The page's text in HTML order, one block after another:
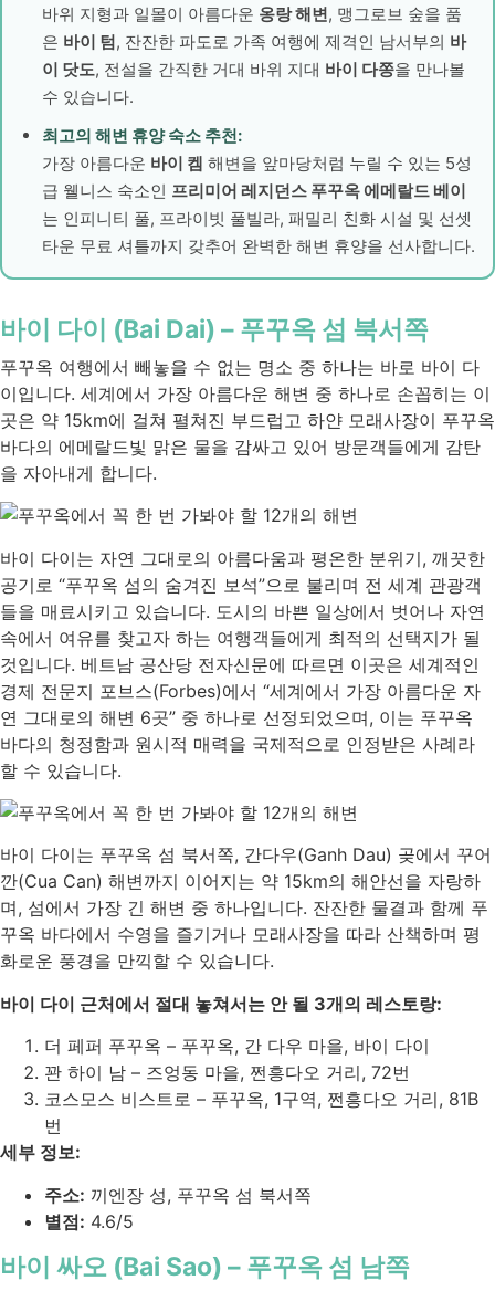
바위 지형과 일몰이 아름다운 옹랑 해변, 맹그로브 숲을 품
은 바이 텀, 잔잔한 파도로 가족 여행에 제격인 남서부의 바
이 닷도, 전설을 간직한 거대 바위 지대 바이 다쫑을 만나볼
수 있습니다.
최고의 해변 휴양 숙소 추천:
가장 아름다운 바이 켐 해변을 앞마당처럼 누릴 수 있는 5성
급 웰니스 숙소인 프리미어 레지던스 푸꾸옥 에메랄드 베이
는 인피니티 풀, 프라이빗 풀빌라, 패밀리 친화 시설 및 선셋
타운 무료 셔틀까지 갖추어 완벽한 해변 휴양을 선사합니다.
바이 다이 (Bai Dai) – 푸꾸옥 섬 북서쪽
푸꾸옥 여행에서 빼놓을 수 없는 명소 중 하나는 바로 바이 다
이입니다. 세계에서 가장 아름다운 해변 중 하나로 손꼽히는 이
곳은 약 15km에 걸쳐 펼쳐진 부드럽고 하얀 모래사장이 푸꾸옥
바다의 에메랄드빛 맑은 물을 감싸고 있어 방문객들에게 감탄
을 자아내게 합니다.
바이 다이는 자연 그대로의 아름다움과 평온한 분위기, 깨끗한
공기로 “푸꾸옥 섬의 숨겨진 보석”으로 불리며 전 세계 관광객
들을 매료시키고 있습니다. 도시의 바쁜 일상에서 벗어나 자연
속에서 여유를 찾고자 하는 여행객들에게 최적의 선택지가 될
것입니다. 베트남 공산당 전자신문에 따르면 이곳은 세계적인
경제 전문지 포브스(Forbes)에서 “세계에서 가장 아름다운 자
연 그대로의 해변 6곳” 중 하나로 선정되었으며, 이는 푸꾸옥
바다의 청정함과 원시적 매력을 국제적으로 인정받은 사례라
할 수 있습니다.
바이 다이는 푸꾸옥 섬 북서쪽, 간다우(Ganh Dau) 곶에서 꾸어
깐(Cua Can) 해변까지 이어지는 약 15km의 해안선을 자랑하
며, 섬에서 가장 긴 해변 중 하나입니다. 잔잔한 물결과 함께 푸
꾸옥 바다에서 수영을 즐기거나 모래사장을 따라 산책하며 평
화로운 풍경을 만끽할 수 있습니다.
바이 다이 근처에서 절대 놓쳐서는 안 될 3개의 레스토랑:
더 페퍼 푸꾸옥 – 푸꾸옥, 간 다우 마을, 바이 다이
꽌 하이 남 – 즈엉동 마을, 쩐흥다오 거리, 72번
코스모스 비스트로 – 푸꾸옥, 1구역, 쩐흥다오 거리, 81B
번
세부 정보:
주소: 끼엔장 성, 푸꾸옥 섬 북서쪽
별점: 4.6/5
바이 싸오 (Bai Sao) – 푸꾸옥 섬 남쪽